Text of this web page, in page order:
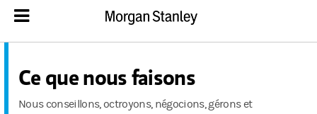
Ce que nous faisons
Nous conseillons, octroyons, négocions, gérons et